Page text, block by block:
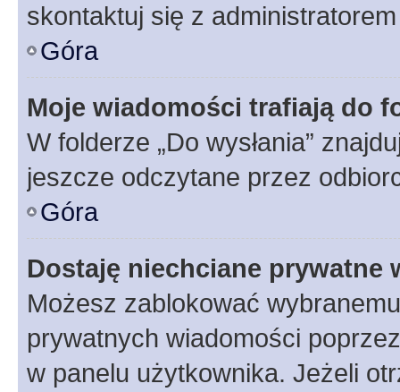
skontaktuj się z
Góra
Moje wiadomości trafiają do
W folderze „Do wysłania”
jeszcze odczytane przez
Góra
Dostaję niechciane prywatne
Możesz zablokować
prywatnych wiadomości
w panelu użytkownika. Jeżeli